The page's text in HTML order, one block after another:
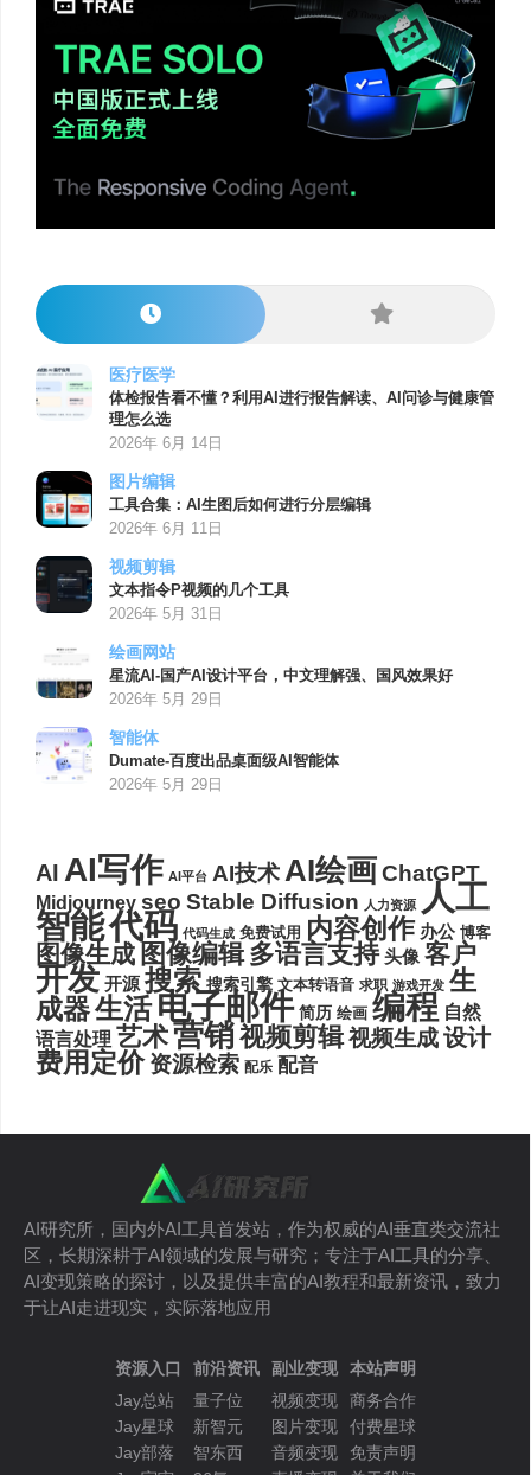
医疗医学
体检报告看不懂？利用AI进行报告解读、AI问诊与健康管
理怎么选
2026年 6月 14日
图片编辑
工具合集：AI生图后如何进行分层编辑
2026年 6月 11日
视频剪辑
文本指令P视频的几个工具
2026年 5月 31日
绘画网站
星流AI-国产AI设计平台，中文理解强、国风效果好
2026年 5月 29日
智能体
Dumate-百度出品桌面级AI智能体
2026年 5月 29日
AI AI写作 AI平台 AI技术AI绘画ChatGPT
Midjourney seo Stable Diffusion 人力资源 人工
智能代码 代码生成 免费试用 内容创作 办公 博客
图像生成 图像编辑 多语言支持 头像 客户
开发 开源 搜索 搜索引擎 文本转语音 求职 游戏开发 生
成器生活电子邮件 简历 绘画 编程 自然
语言处理 艺术营销视频剪辑视频生成设计
费用定价 资源检索 配乐 配音
AI研究所，国内外AI工具首发站，作为权威的AI垂直类交流社
区，长期深耕于AI领域的发展与研究；专注于AI工具的分享、
AI变现策略的探讨，以及提供丰富的AI教程和最新资讯，致力
于让AI走进现实，实际落地应用
资源入口
Jay总站
Jay星球
Jay部落
前沿资讯
量子位
新智元
智东西
副业变现
视频变现
图片变现
音频变现
本站声明
商务合作
付费星球
免责声明